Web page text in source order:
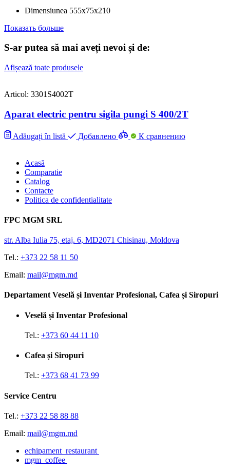
Dimensiunea 555x75х210
Показать больше
S-ar putea să mai aveți nevoi și de:
Afișează toate produsele
Articol: 3301S4002T
Aparat electric pentru sigila pungi S 400/2Т
Adăugați în listă Добавлено К сравнению
Acasă
Comparatie
Catalog
Contacte
Politica de confidentialitate
FPC MGM SRL
str. Alba Iulia 75, etaj. 6, MD2071 Chisinau, Moldova
Tel.: +373 22 58 11 50
Email: mail@mgm.md
Departament Veselă și Inventar Profesional, Cafea și Siropuri
Veselă și Inventar Profesional
Tel.: +373 60 44 11 10
Cafea și Siropuri
Tel.: +373 68 41 73 99
Service Centru
Tel.: +373 22 58 88 88
Email: mail@mgm.md
echipament_restaurant
mgm_coffee